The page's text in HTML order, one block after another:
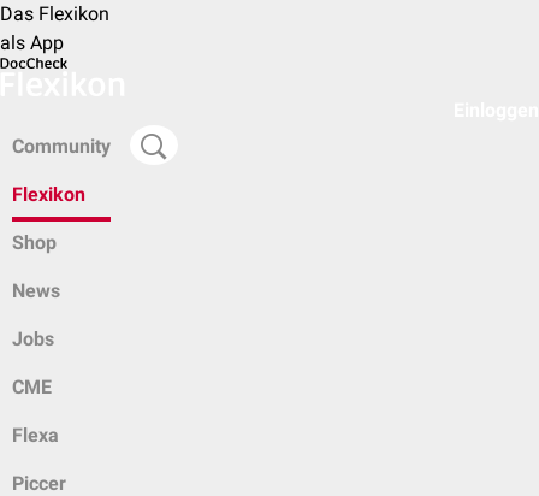
Das Flexikon
als App
Community
Flexikon
Shop
News
Jobs
CME
Flexa
Piccer